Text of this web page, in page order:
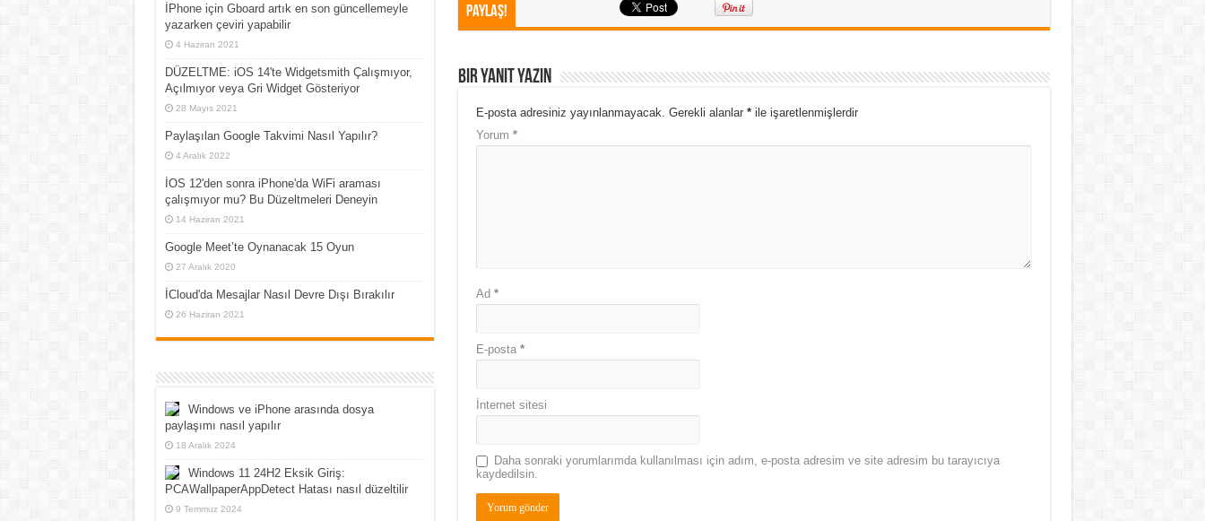
Paylaş!
Bir yanıt yazın
E-posta adresiniz yayınlanmayacak. Gerekli alanlar *ile işaretlenmişlerdir
Yorum *
Ad *
E-posta *
İnternet sitesi
Daha sonraki yorumlarımda kullanılması için adım, e-posta adresim ve site adresim bu tarayıcıya
kaydedilsin.
İPhone için Gboard artık en son güncellemeyle
yazarken çeviri yapabilir
4 Haziran 2021
DÜZELTME: iOS 14'te Widgetsmith Çalışmıyor,
Açılmıyor veya Gri Widget Gösteriyor
28 Mayıs 2021
Paylaşılan Google Takvimi Nasıl Yapılır?
4 Aralık 2022
İOS 12'den sonra iPhone'da WiFi araması
çalışmıyor mu? Bu Düzeltmeleri Deneyin
14 Haziran 2021
Google Meet’te Oynanacak 15 Oyun
27 Aralık 2020
İCloud'da Mesajlar Nasıl Devre Dışı Bırakılır
26 Haziran 2021
Windows ve iPhone arasında dosya
paylaşımı nasıl yapılır
18 Aralık 2024
Windows 11 24H2 Eksik Giriş:
PCAWallpaperAppDetect Hatası nasıl düzeltilir
9 Temmuz 2024